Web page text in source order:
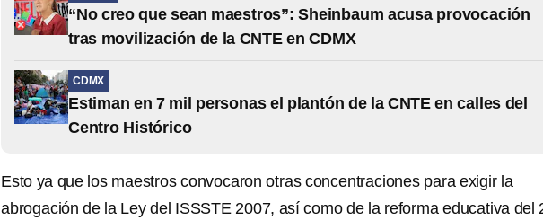
“No creo que sean maestros”: Sheinbaum acusa provocación
tras movilización de la CNTE en CDMX
CDMX
Estiman en 7 mil personas el plantón de la CNTE en calles del
Centro Histórico
Esto ya que los maestros convocaron otras concentraciones para exigir la
abrogación de la Ley del ISSSTE 2007, así como de la reforma educativa del